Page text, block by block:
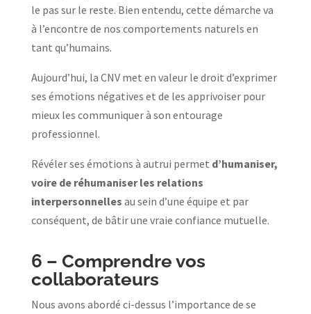
le pas sur le reste. Bien entendu, cette démarche va
à l’encontre de nos comportements naturels en
tant qu’humains.
Aujourd’hui, la CNV met en valeur le droit d’exprimer
ses émotions négatives et de les apprivoiser pour
mieux les communiquer à son entourage
professionnel.
Révéler ses émotions à autrui permet d’humaniser,
voire de réhumaniser les relations
interpersonnelles au sein d’une équipe et par
conséquent, de bâtir une vraie confiance mutuelle.
6 – Comprendre vos
collaborateurs
Nous avons abordé ci-dessus l’importance de se